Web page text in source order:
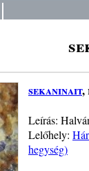
sekaninait,
Leírás:
Lelőhely:
hegység)